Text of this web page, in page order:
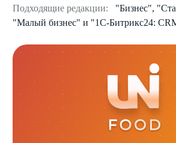
Подходящие редакции:
"Бизнес",
"Малый бизнес" и "1С-Битрикс24: